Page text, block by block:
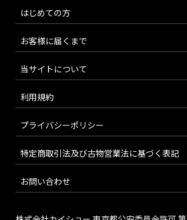
はじめての方
お客様に届くまで
当サイトについて
利用規約
プライバシーポリシー
特定商取引法及び古物営業法に基づく表記
お問い合わせ